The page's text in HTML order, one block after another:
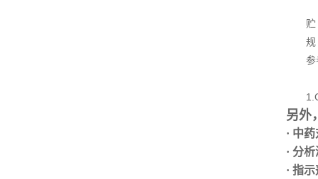
贮 存
规
参
另外
· 中
· 分
· 指